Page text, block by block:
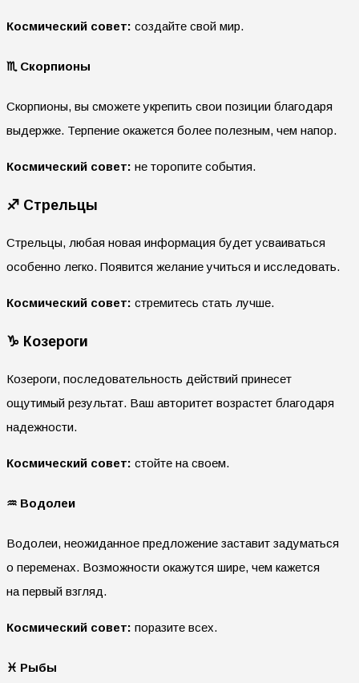
Космический совет: создайте свой мир.
♏ Скорпионы
Скорпионы, вы сможете укрепить свои позиции благодаря
выдержке. Терпение окажется более полезным, чем напор.
Космический совет: не торопите события.
♐ Стрельцы
Стрельцы, любая новая информация будет усваиваться
особенно легко. Появится желание учиться и исследовать.
Космический совет: стремитесь стать лучше.
♑ Козероги
Козероги, последовательность действий принесет
ощутимый результат. Ваш авторитет возрастет благодаря
надежности.
Космический совет: стойте на своем.
♒ Водолеи
Водолеи, неожиданное предложение заставит задуматься
о переменах. Возможности окажутся шире, чем кажется
на первый взгляд.
Космический совет: поразите всех.
♓ Рыбы